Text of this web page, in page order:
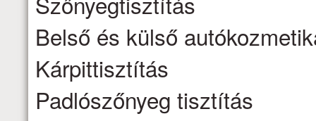
Belső és külső
Kárpittisztítás
Padlószőnyeg tisztítás